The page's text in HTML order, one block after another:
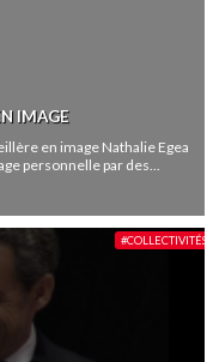
IMAGE
en image Nathalie Egea
personnelle par des...
#COLLECTIVITÉS